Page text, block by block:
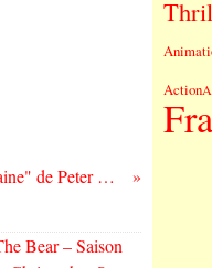
"Quarantaine" de Peter May : No Future !
Action